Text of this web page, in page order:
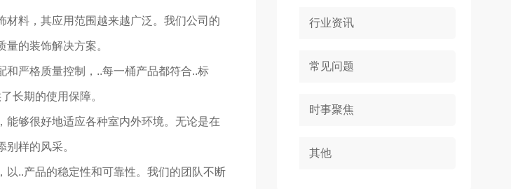
料，其应用范围越来越广泛。我们公司的
的装饰解决方案。
严格质量控制，..每一桶产品都符合..标
长期的使用保障。
够很好地适应各种室内外环境。无论是在
样的风采。
..产品的稳定性和可靠性。我们的团队不断
行业资讯
常见问题
时事聚焦
其他